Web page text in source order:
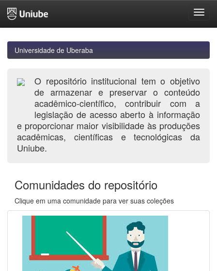
navigationUniversidade de Uberaba
O repositório institucional tem o objetivo
de armazenar e preservar o conteúdo
acadêmico-científico, contribuir com a
legislação de acesso aberto à informação
e proporcionar maior visibilidade às produções
acadêmicas, científicas e tecnológicas da
Uniube.
Comunidades do repositório
Clique em uma comunidade para ver suas coleções